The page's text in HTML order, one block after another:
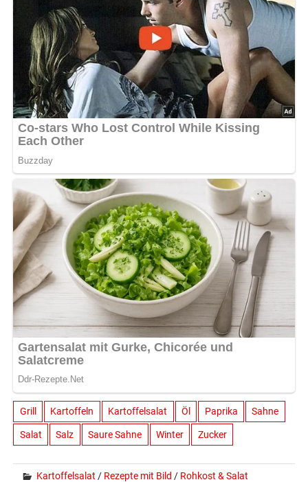
Grill Kartoffeln Kartoffelsalat Öl Paprika Sahne
Salat Salz Saure Sahne Winter Zucker
Kartoffelsalat / Rezepte mit Bild / Rohkost & Salat